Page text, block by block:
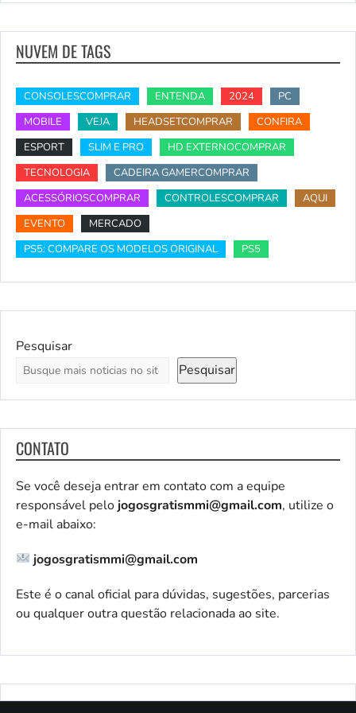
NUVEM DE TAGS
CONSOLESCOMPRAR ENTENDA 2024
PC
MOBILE
VEJA HEADSETCOMPRAR
CONFIRA
ESPORT
SLIM E PRO
HD EXTERNOCOMPRAR
TECNOLOGIA
CADEIRA GAMERCOMPRAR
ACESSÓRIOSCOMPRAR
CONTROLESCOMPRAR
AQUI
EVENTO
MERCADO
PS5: COMPARE OS MODELOS ORIGINAL
PS5
Pesquisar
Pesquisar
CONTATO
Se você deseja entrar em contato com a equipe
responsável pelo jogosgratismmi@gmail.com, utilize o
e-mail abaixo:
jogosgratismmi@gmail.com
Este é o canal oficial para dúvidas, sugestões, parcerias
ou qualquer outra questão relacionada ao site.